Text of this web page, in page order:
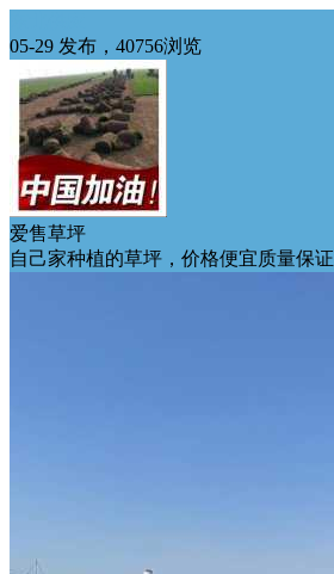
05-29 发布，40756浏览
爱售草坪
自己家种植的草坪，价格便宜质量保证